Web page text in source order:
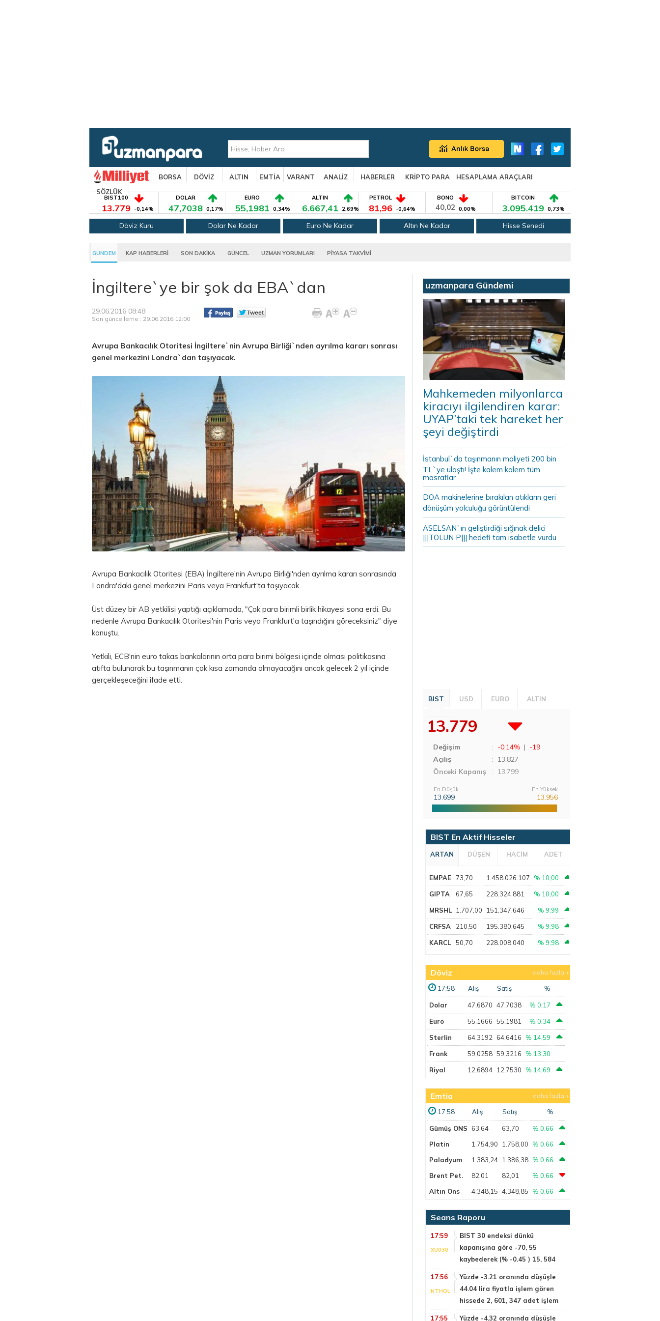
BORSA DÖVİZ ALTIN EMTİA VARANT ANALİZ HABERLER KRİPTO PARA
HESAPLAMA ARAÇLARI
SÖZLÜK
BIST100
13.779 -0,14%
DOLAR
47,7038 0,17%
EURO
55,1981 0,34%
ALTIN
6.667,41 2,69%
PETROL
81,96 -0,64%
BONO
40,02 0,00%
BITCOIN
3.095.419 0,73%
Döviz Kuru Dolar Ne Kadar Euro Ne Kadar Altın Ne Kadar Hisse Senedi
GÜNDEM KAP HABERLERİ SON DAKİKA GÜNCEL UZMAN YORUMLARI PİYASA TAKVİMİ
İngiltere`ye bir şok da EBA`dan
29.06.2016 08:48
Son güncelleme : 29.06.2016 12:00
Avrupa Bankacılık Otoritesi İngiltere`nin Avrupa Birliği`nden ayrılma kararı sonrası
genel merkezini Londra`dan taşıyacak.
Avrupa Bankacılık Otoritesi (EBA) İngiltere'nin Avrupa Birliği'nden ayrılma kararı sonrasında
Londra'daki genel merkezini Paris veya Frankfurt'ta taşıyacak.
Üst düzey bir AB yetkilisi yaptığı açıklamada, "Çok para birimli birlik hikayesi sona erdi. Bu
nedenle Avrupa Bankacılık Otoritesi'nin Paris veya Frankfurt'a taşındığını göreceksiniz" diye
konuştu.
Yetkili, ECB'nin euro takas bankalarının orta para birimi bölgesi içinde olması politikasına
atıfta bulunarak bu taşınmanın çok kısa zamanda olmayacağını ancak gelecek 2 yıl içinde
gerçekleşeceğini ifade etti.
uzmanpara Gündemi
Mahkemeden milyonlarca
kiracıyı ilgilendiren karar:
UYAP’taki tek hareket her
şeyi değiştirdi
İstanbul`da taşınmanın maliyeti 200 bin
TL`ye ulaştı! İşte kalem kalem tüm
masraflar
DOA makinelerine bırakılan atıkların geri
dönüşüm yolculuğu görüntülendi
ASELSAN`ın geliştirdiği sığınak delici
|||TOLUN P||| hedefi tam isabetle vurdu
BIST USD EURO ALTIN
13.779
Değişim : -0,14% | -19
Açılış
: 13.827
Önceki Kapanış
: 13.799
En Düşük
13.699
En Yüksek
13.956
BIST En Aktif Hisseler
ARTAN DÜŞEN HACİM ADET
EMPAE 73,70 1.458.026.107 % 10,00
GIPTA 67,65 228.324.881 % 10,00
MRSHL 1.707,00 151.347.646 % 9,99
CRFSA 210,50 195.380.645 % 9,98
KARCL 50,70 228.008.040 % 9,98
Döviz daha fazla
17:58 Alış Satış %
Dolar 47,6870 47,7038 % 0,17
Euro 55,1666 55,1981 % 0,34
Sterlin 64,3192 64,6416 % 14,59
Frank 59,0258 59,3216 % 13,30
Riyal 12,6894 12,7530 % 14,69
Emtia daha fazla
17:58 Alış Satış %
Gümüş ONS 63,64 63,70
% 0,66
Platin
1.754,90 1.758,00
% 0,66
Paladyum
1.383,24 1.386,38 % 0,66
Brent Pet.
82,01 82,01
% 0,66
Altın Ons
4.348,15 4.348,85 % 0,66
Seans Raporu
17:59
XU030
BIST 30 endeksi dünkü
kapanışına göre -70, 55
kaybederek (% -0.45 ) 15, 584
17:56
NTHOL
Yüzde -3.21 oranında düşüşle
44.04 lira fiyatla işlem gören
hissede 2, 601, 347 adet işlem
17:55
Yüzde -4.32 oranında düşüşle